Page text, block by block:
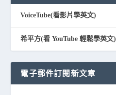
VoiceTube(看影片學英文)
希平方(看 YouTube 輕鬆學英文)
電子郵件訂閱新文章